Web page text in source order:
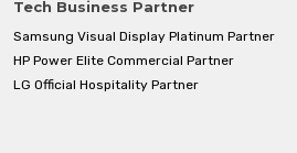
Tech Business Partner
Samsung Visual Display Platinum Partner
HP Power Elite Commercial Partner
LG Official Hospitality Partner